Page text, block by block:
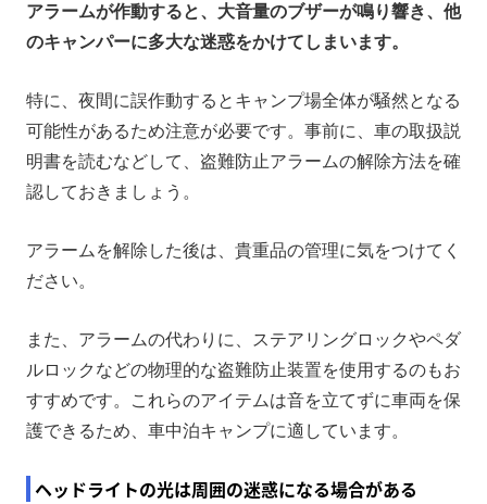
アラームが作動すると、大音量のブザーが鳴り響き、他
のキャンパーに多大な迷惑をかけてしまいます。
特に、夜間に誤作動するとキャンプ場全体が騒然となる
可能性があるため注意が必要です。事前に、車の取扱説
明書を読むなどして、盗難防止アラームの解除方法を確
認しておきましょう。
アラームを解除した後は、貴重品の管理に気をつけてく
ださい。
また、アラームの代わりに、ステアリングロックやペダ
ルロックなどの物理的な盗難防止装置を使用するのもお
すすめです。これらのアイテムは音を立てずに車両を保
護できるため、車中泊キャンプに適しています。
ヘッドライトの光は周囲の迷惑になる場合がある